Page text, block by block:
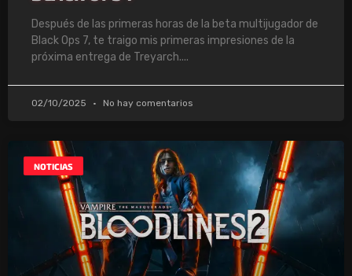
Después de las primeras horas de la beta multijugador de
Black Ops 7, te traigo mis primeras impresiones de la
próxima entrega de Treyarch.
02/10/2025 No hay comentarios
NOTICIAS